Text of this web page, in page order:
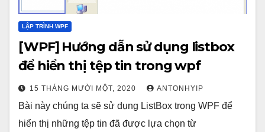
LẬP TRÌNH WPF
[WPF] Hướng dẫn sử dụng listbox
để hiển thị tệp tin trong wpf
15 THÁNG MƯỜI MỘT, 2020 ANTONHYIP
Bài này chúng ta sẽ sử dụng ListBox trong WPF để
hiển thị những tệp tin đã được lựa chọn từ